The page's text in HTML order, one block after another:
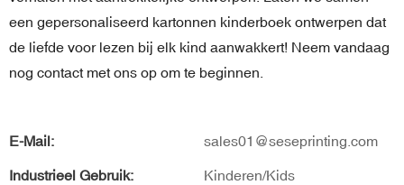
een gepersonaliseerd kartonnen kinderboek ontwerpen dat
de liefde voor lezen bij elk kind aanwakkert! Neem vandaag
nog contact met ons op om te beginnen.
E-Mail: sales01@seseprinting.com
Industrieel Gebruik: Kinderen/Kids